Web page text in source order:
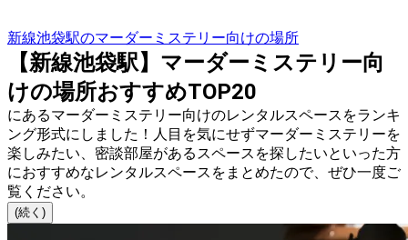
新線池袋駅のマーダーミステリー向けの場所
【新線池袋駅】マーダーミステリー向
けの場所おすすめTOP20
にあるマーダーミステリー向けのレンタルスペースをランキ
ング形式にしました！人目を気にせずマーダーミステリーを
楽しみたい、密談部屋があるスペースを探したいといった方
におすすめなレンタルスペースをまとめたので、ぜひ一度ご
覧ください。
(続く)